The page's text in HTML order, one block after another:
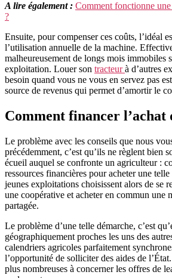
A lire également : Comment fonctionne
?
Ensuite, pour compenser ces coûts, l’idéal
l’utilisation annuelle de la machine.
malheureusement de longs mois immobiles
exploitation. Louer son tracteurà d’autres
besoin quand vous ne vous en servez pas
source de revenus qui permet d’amortir le
Comment financer l’achat
Le problème avec les conseils que nous
précédemment, c’est qu’ils ne règlent bien
écueil auquel se confronte un agriculteur :
ressources financières pour acheter une
jeunes exploitations choisissent alors de se
une coopérative et acheter en commun une
partagée.
Le problème d’une telle démarche, c’est
géographiquement proches les uns des
calendriers agricoles parfaitement
l’opportunité de solliciter des aides de
plus nombreuses à concerner les offres de